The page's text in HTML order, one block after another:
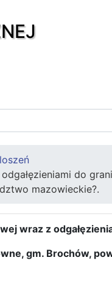
do
mazowieckie?.
wraz z
gm. Brochów,